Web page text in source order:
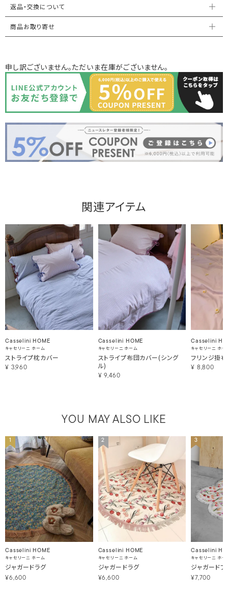
返品・交換について
商品お取り寄せ
申し訳ございません。ただいま在庫がございません。
関連アイテム
Casselini HOME
キャセリーニ ホーム
ストライプ枕カバー
¥ 3,960
Casselini HOME
キャセリーニ ホーム
ストライプ布団カバー(シング
ル)
¥ 9,460
Casselini
キャセリーニ ホー
フリンジ掛
¥ 8,800
YOU MAY ALSO LIKE
1
Casselini HOME
キャセリーニ ホーム
ジャガードラグ
¥6,600
2
Casselini HOME
キャセリーニ ホーム
ジャガードラグ
¥6,600
3
Casselini
キャセリーニ ホー
ジャガード
¥7,700